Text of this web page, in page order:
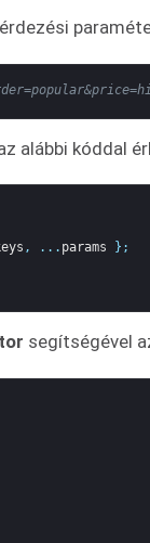
alábbi kóddal
, . . . params } ;
segítségével